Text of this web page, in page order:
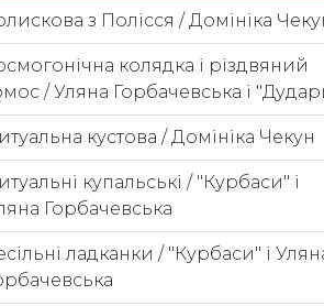
з Полісся / Домініка
колядка і різдвяний
/ Уляна Горбачевська і
кустова / Домініка Чекун
купальські / "Курбаси" і
Горбачевська
ладканки / "Курбаси" і